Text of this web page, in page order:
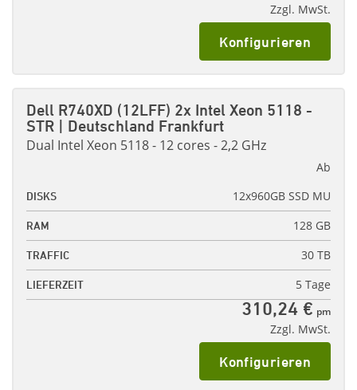
Zzgl. MwSt.
Konfigurieren
Dell R740XD (12LFF) 2x Intel Xeon 5118 -
STR | Deutschland Frankfurt
Dual Intel Xeon 5118 - 12 cores - 2,2 GHz
Ab
12x960GB SSD MU
DISKS
128 GB
RAM
30 TB
TRAFFIC
5 Tage
LIEFERZEIT
310,24 € pm
Zzgl. MwSt.
Konfigurieren